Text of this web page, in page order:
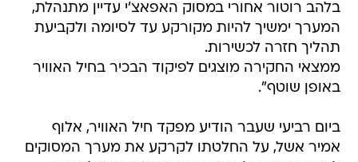
בלהב רוטור אחורי במסוק האפאצ'י עדיין מתנהלת,
המערך ימשיך להיות מקורקע עד לסיומה ולקביעת
תהליך חזרה לכשירות.
ממצאי החקירה מוצגים לפיקוד הבכיר בחיל האוויר
באופן שוטף".
ביום רביעי שעבר הודיע מפקד חיל האוויר, אלוף
אמיר אשל, על החלטתו לקרקע את מערך המסוקים